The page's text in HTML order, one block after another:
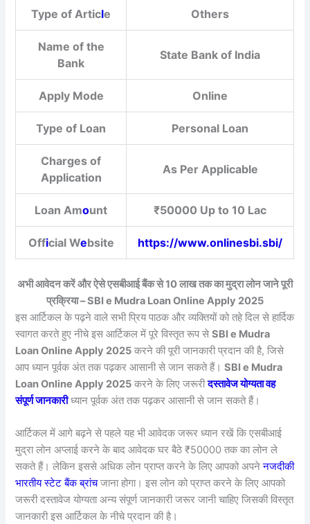
Type of Article Others
Name of the
Bank
State Bank of India
Apply Mode Online
Type of Loan Personal Loan
Charges of
Application
As Per Applicable
Loan Amount ₹50000 Up to 10 Lac
Official Website https://www.onlinesbi.sbi/
अभी आवेदन करें और ऐसे एसबीआई बैंक से 10 लाख तक का मुद्रा लोन जाने पूरी
प्रक्रिया – SBI e Mudra Loan Online Apply 2025
इस आर्टिकल के पढ़ने वाले सभी प्रिय पाठक और व्यक्तियों को तहे दिल से हार्दिक
स्वागत करते हुए नीचे इस आर्टिकल में पूरे विस्तृत रूप सेSBI e Mudra
Loan Online Apply 2025 करने की पूरी जानकारी प्रदान की है, जिसे
आप ध्यान पूर्वक अंत तक पढ़कर आसानी से जान सकते हैं।SBI e Mudra
Loan Online Apply 2025 करने के लिए जरूरीदस्तावेज योग्यता वह
संपूर्ण जानकारीध्यान पूर्वक अंत तक पढ़कर आसानी से जान सकते हैं।
आर्टिकल में आगे बढ़ने से पहले यह भी आवेदक जरूर ध्यान रखें कि एसबीआई
मुद्रा लोन अप्लाई करने के बाद आवेदक घर बैठे ₹50000 तक का लोन ले
सकते हैं। लेकिन इससे अधिक लोन प्राप्त करने के लिए आपको अपनेनजदीकी
भारतीय स्टेट बैंक ब्रांचजाना होगा। इस लोन को प्राप्त करने के लिए आपको
जरूरी दस्तावेज योग्यता अन्य संपूर्ण जानकारी जरूर जानी चाहिए जिसकी विस्तृत
जानकारी इस आर्टिकल के नीचे प्रदान की है।